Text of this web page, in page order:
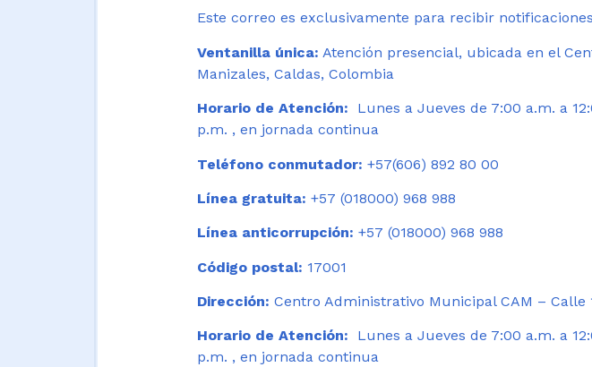
Este correo es exclusivamente para recibir notificaciones
Ventanilla única: Atención presencial, ubicada en el
Manizales, Caldas, Colombia
Horario de Atención:
Lunes a Jueves de 7:00 a.m. a
p.m. , en jornada continua
Teléfono conmutador: +57(606) 892 80 00
Línea gratuita: +57 (018000) 968 988
Línea anticorrupción: +57 (018000) 968 988
Código postal: 17001
Dirección: Centro Administrativo Municipal CAM – Calle
Horario de Atención: Lunes a Jueves de 7:00 a.m. a
p.m. , en jornada continua